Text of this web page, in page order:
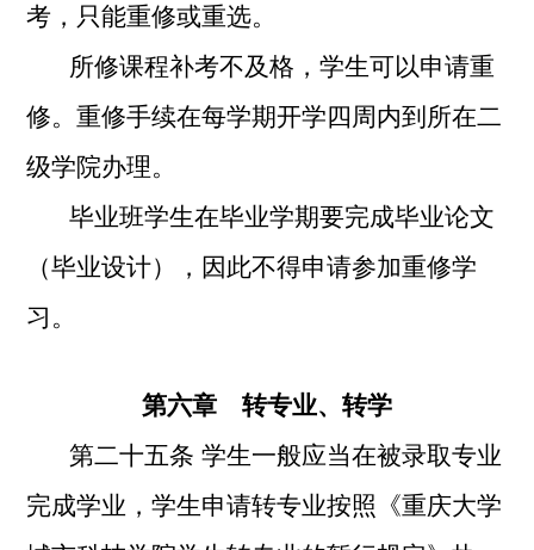
考，只能重修或重选。
所修课程补考不及格，学生可以申请重
修。重修手续在每学期开学四周内到所在二
级学院办理。
毕业班学生在毕业学期要完成毕业论文
（毕业设计），因此不得申请参加重修学
习。
第六章 转专业、转学
第二十五条 学生一般应当在被录取专业
完成学业，学生申请转专业按照《重庆大学